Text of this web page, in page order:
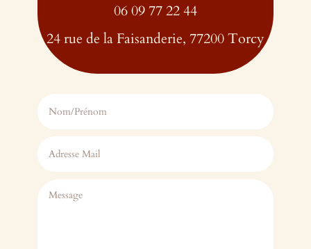
06 09 77 22 44
24 rue de la Faisanderie, 77200 Torcy